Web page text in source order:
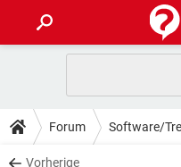
ANDROID
WINDOWS 10
TIPPS & TRICKS
SPIELE
DOWNLOADS
Forum Software/
Vorherige